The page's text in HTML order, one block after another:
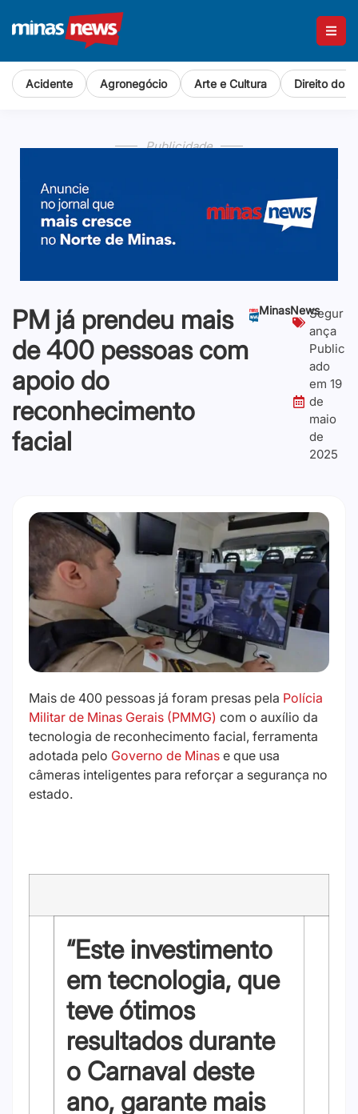
Acidente Agronegócio Arte e Cultura Direito do
Publicidade
MinasNewsSegur
ança
Public
ado
em 19
de
maio
de
2025
PM já prendeu mais
de 400 pessoas com
apoio do
reconhecimento
facial
Mais de 400 pessoas já foram presas pela Polícia
Militar de Minas Gerais (PMMG) com o auxílio da
tecnologia de reconhecimento facial, ferramenta
adotada pelo Governo de Minas e que usa
câmeras inteligentes para reforçar a segurança no
estado.
“Este investimento
em tecnologia, que
teve ótimos
resultados durante
o Carnaval deste
ano, garante mais